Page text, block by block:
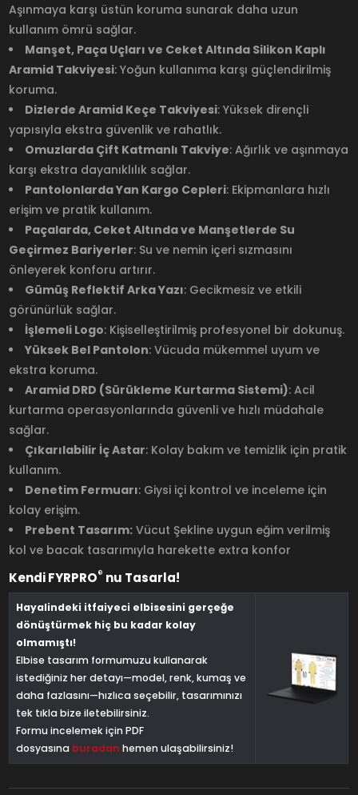
Aşınmaya karşı üstün koruma sunarak daha uzun
kullanım ömrü sağlar.
Manşet, Paça Uçları ve Ceket Altında Silikon Kaplı
Aramid Takviyesi: Yoğun kullanıma karşı güçlendirilmiş
koruma.
Dizlerde Aramid Keçe Takviyesi: Yüksek dirençli
yapısıyla ekstra güvenlik ve rahatlık.
Omuzlarda Çift Katmanlı Takviye: Ağırlık ve aşınmaya
karşı ekstra dayanıklılık sağlar.
Pantolonlarda Yan Kargo Cepleri: Ekipmanlara hızlı
erişim ve pratik kullanım.
Paçalarda, Ceket Altında ve Manşetlerde Su
Geçirmez Bariyerler: Su ve nemin içeri sızmasını
önleyerek konforu artırır.
Gümüş Reflektif Arka Yazı: Gecikmesiz ve etkili
görünürlük sağlar.
İşlemeli Logo: Kişiselleştirilmiş profesyonel bir dokunuş.
Yüksek Bel Pantolon: Vücuda mükemmel uyum ve
ekstra koruma.
Aramid DRD (Sürükleme Kurtarma Sistemi): Acil
kurtarma operasyonlarında güvenli ve hızlı müdahale
sağlar.
Çıkarılabilir İç Astar: Kolay bakım ve temizlik için pratik
kullanım.
Denetim Fermuarı: Giysi içi kontrol ve inceleme için
kolay erişim.
Prebent Tasarım: Vücut Şekline uygun eğim verilmiş
kol ve bacak tasarımıyla harekette extra konfor
Kendi FYRPRO® nu Tasarla!
Hayalindeki itfaiyeci elbisesini gerçeğe
dönüştürmek hiç bu kadar kolay
olmamıştı!
Elbise tasarım formumuzu kullanarak
istediğiniz her detayı—model, renk, kumaş ve
daha fazlasını—hızlıca seçebilir, tasarımınızı
tek tıkla bize iletebilirsiniz.
Formu incelemek için PDF
dosyasına buradan hemen ulaşabilirsiniz!